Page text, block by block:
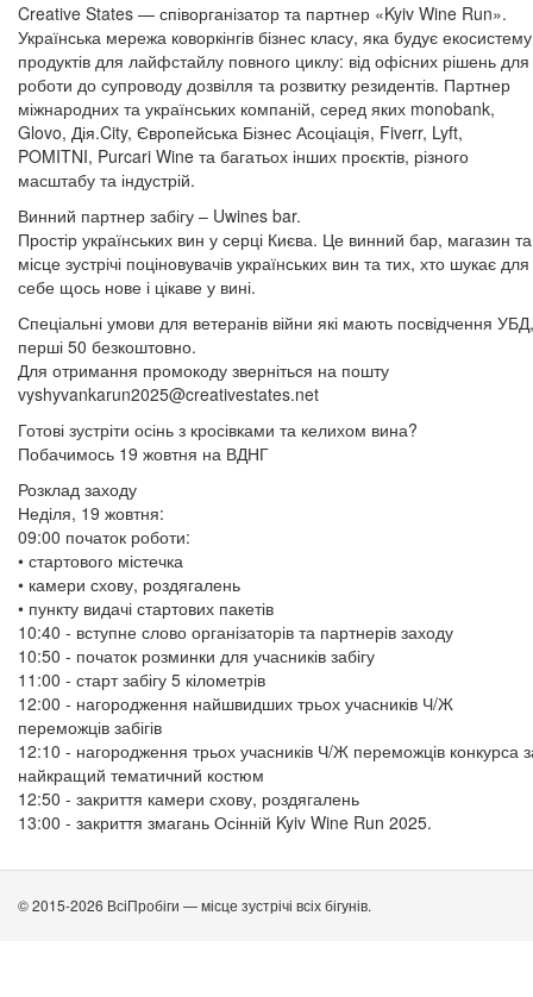
Creative States — співорганізатор та партнер «Kyiv Wine Run».
Українська мережа коворкінгів бізнес класу, яка будує екосистему
продуктів для лайфстайлу повного циклу: від офісних рішень для
роботи до супроводу дозвілля та розвитку резидентів. Партнер
міжнародних та українських компаній, серед яких monobank,
Glovo, Дія.City, Європейська Бізнес Асоціація, Fiverr, Lyft,
POMITNI, Purcari Wine та багатьох інших проєктів, різного
масштабу та індустрій.
Винний партнер забігу – Uwines bar.
Простір українських вин у серці Києва. Це винний бар, магазин та
місце зустрічі поціновувачів українських вин та тих, хто шукає для
себе щось нове і цікаве у вині.
Спеціальні умови для ветеранів війни які мають посвідчення УБД,
перші 50 безкоштовно.
Для отримання промокоду зверніться на пошту
vyshyvankarun2025@creativestates.net
Готові зустріти осінь з кросівками та келихом вина?
Побачимось 19 жовтня на ВДНГ
Розклад заходу
Неділя, 19 жовтня:
09:00 початок роботи:
• стартового містечка
• камери схову, роздягалень
• пункту видачі стартових пакетів
10:40 - вступне слово організаторів та партнерів заходу
10:50 - початок розминки для учасників забігу
11:00 - старт забігу 5 кілометрів
12:00 - нагородження найшвидших трьох учасників Ч/Ж
переможців забігів
12:10 - нагородження трьох учасників Ч/Ж переможців конкурса
найкращий тематичний костюм
12:50 - закриття камери схову, роздягалень
13:00 - закриття змагань Осінній Kyiv Wine Run 2025.
© 2015-2026 ВсіПробіги — місце зустрічі всіх бігунів.